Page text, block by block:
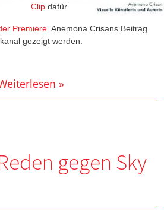
Clip dafür.
Premiere. Anemona Crisans Beitrag
gezeigt werden.
»
gegen Sky